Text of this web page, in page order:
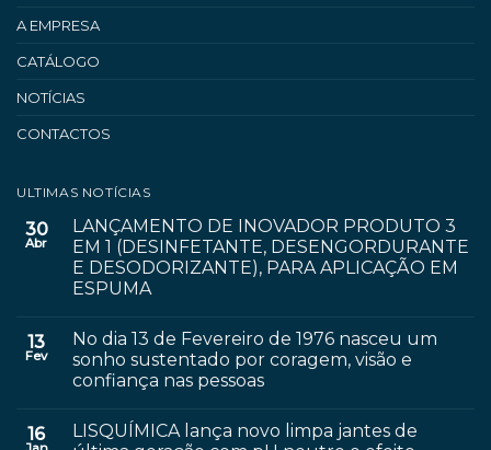
A EMPRESA
CATÁLOGO
NOTÍCIAS
CONTACTOS
ULTIMAS NOTÍCIAS
30
Abr
LANÇAMENTO DE INOVADOR PRODUTO 3
EM 1 (DESINFETANTE, DESENGORDURANTE
E DESODORIZANTE), PARA APLICAÇÃO EM
ESPUMA
13
Fev
No dia 13 de Fevereiro de 1976 nasceu um
sonho sustentado por coragem, visão e
confiança nas pessoas
16
LISQUÍMICA lança novo limpa jantes de